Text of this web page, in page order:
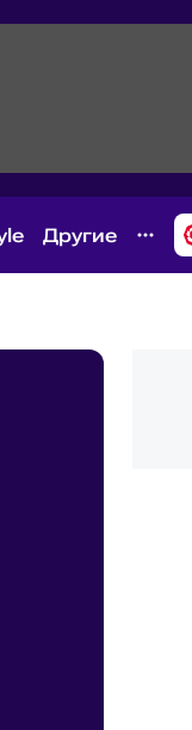
Другие